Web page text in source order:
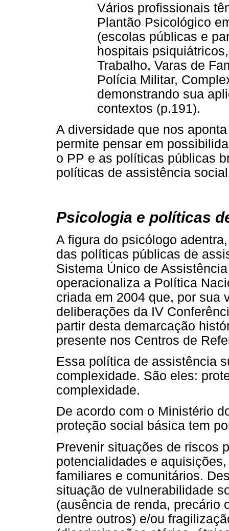
Vários profissionais
Plantão Psicológico
(escolas públicas e
hospitais
Trabalho, Varas de
Polícia Militar,
demonstrando sua
contextos (p.191).
A diversidade que nos
permite pensar em
o PP e as políticas públicas
políticas de assistência
Psicologia e políticas
A figura do psicólogo
das políticas públicas de
Sistema Único de
operacionaliza a Política
criada em 2004 que, por sua
deliberações da IV
partir desta demarcação
presente nos Centros de
Essa política de assistência
complexidade. São eles:
complexidade.
De acordo com o Ministério
proteção social básica tem
Prevenir situações de riscos
potencialidades e
familiares e comunitários.
situação de vulnerabilidade
(ausência de renda, precário
dentre outros) e/ou